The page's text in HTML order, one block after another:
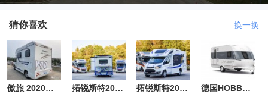
猜你喜欢 换一换
傲旅 2020金旅国六海狮房车 拓锐斯特2021款进口依维柯房车 拓锐斯特2021款 福特T型锐典版房车 德国HOBBY拖挂房车豪华版